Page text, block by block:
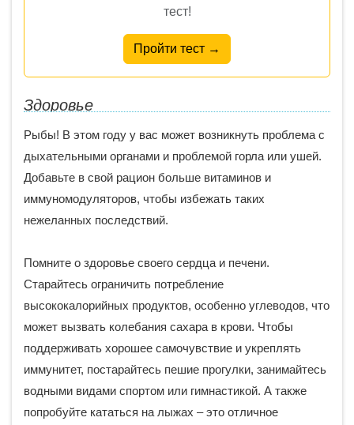
тест!
Пройти тест →
Здоровье
Рыбы! В этом году у вас может возникнуть проблема с
дыхательными органами и проблемой горла или ушей.
Добавьте в свой рацион больше витаминов и
иммуномодуляторов, чтобы избежать таких
нежеланных последствий.
Помните о здоровье своего сердца и печени.
Старайтесь ограничить потребление
высококалорийных продуктов, особенно углеводов, что
может вызвать колебания сахара в крови. Чтобы
поддерживать хорошее самочувствие и укреплять
иммунитет, постарайтесь пешие прогулки, занимайтесь
водными видами спортом или гимнастикой. А также
попробуйте кататься на лыжах – это отличное